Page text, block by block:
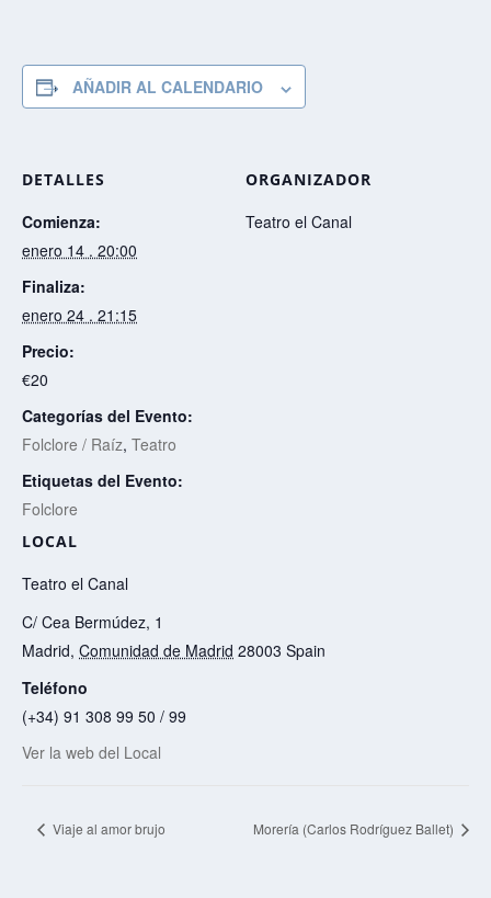
AÑADIR AL CALENDARIO
DETALLES
Comienza:
enero 14 . 20:00
Finaliza:
enero 24 . 21:15
Precio:
€20
Categorías del Evento:
Folclore / Raíz, Teatro
Etiquetas del Evento:
Folclore
LOCAL
Teatro el Canal
C/ Cea Bermúdez, 1
Madrid, Comunidad de Madrid 28003 Spain
Teléfono
(+34) 91 308 99 50 / 99
Ver la web del Local
ORGANIZADOR
Teatro el Canal
Viaje al amor brujo Morería (Carlos Rodríguez Ballet)